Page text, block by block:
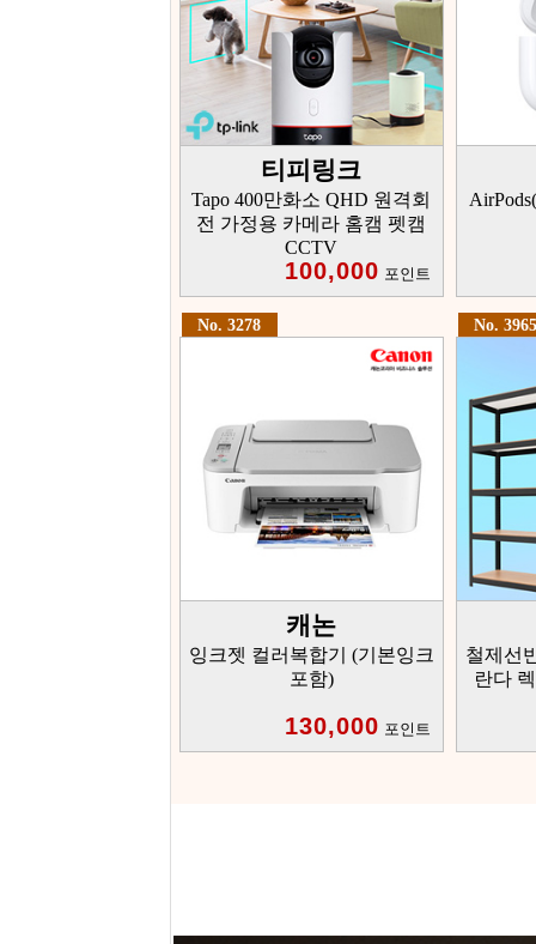
티피링크
Tapo 400만화소 QHD 원격회
전 가정용 카메라 홈캠 펫캠
CCTV
100,000 포인트
No. 3278
캐논
잉크젯 컬러복합기 (기본잉크
포함)
130,000 포인트
No. 3965
철제선
란다